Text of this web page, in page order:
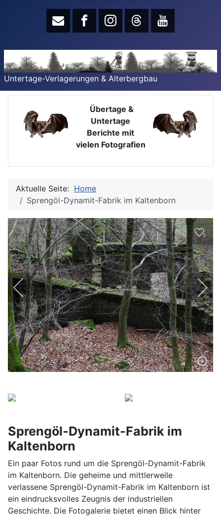
Untertage-Verlagerungen & Alterbergbau
Übertage &
Untertage
Berichte mit
vielen Fotografien
Aktuelle Seite: Home
Sprengöl-Dynamit-Fabrik im Kaltenborn
0
Sprengöl-Dynamit-Fabrik im
Kaltenborn
Ein paar Fotos rund um die Sprengöl-Dynamit-Fabrik
im Kaltenborn. Die geheime und mittlerweile
verlassene Sprengöl-Dynamit-Fabrik im Kaltenborn ist
ein eindrucksvolles Zeugnis der industriellen
Geschichte. Die Fotogalerie bietet einen Blick hinter